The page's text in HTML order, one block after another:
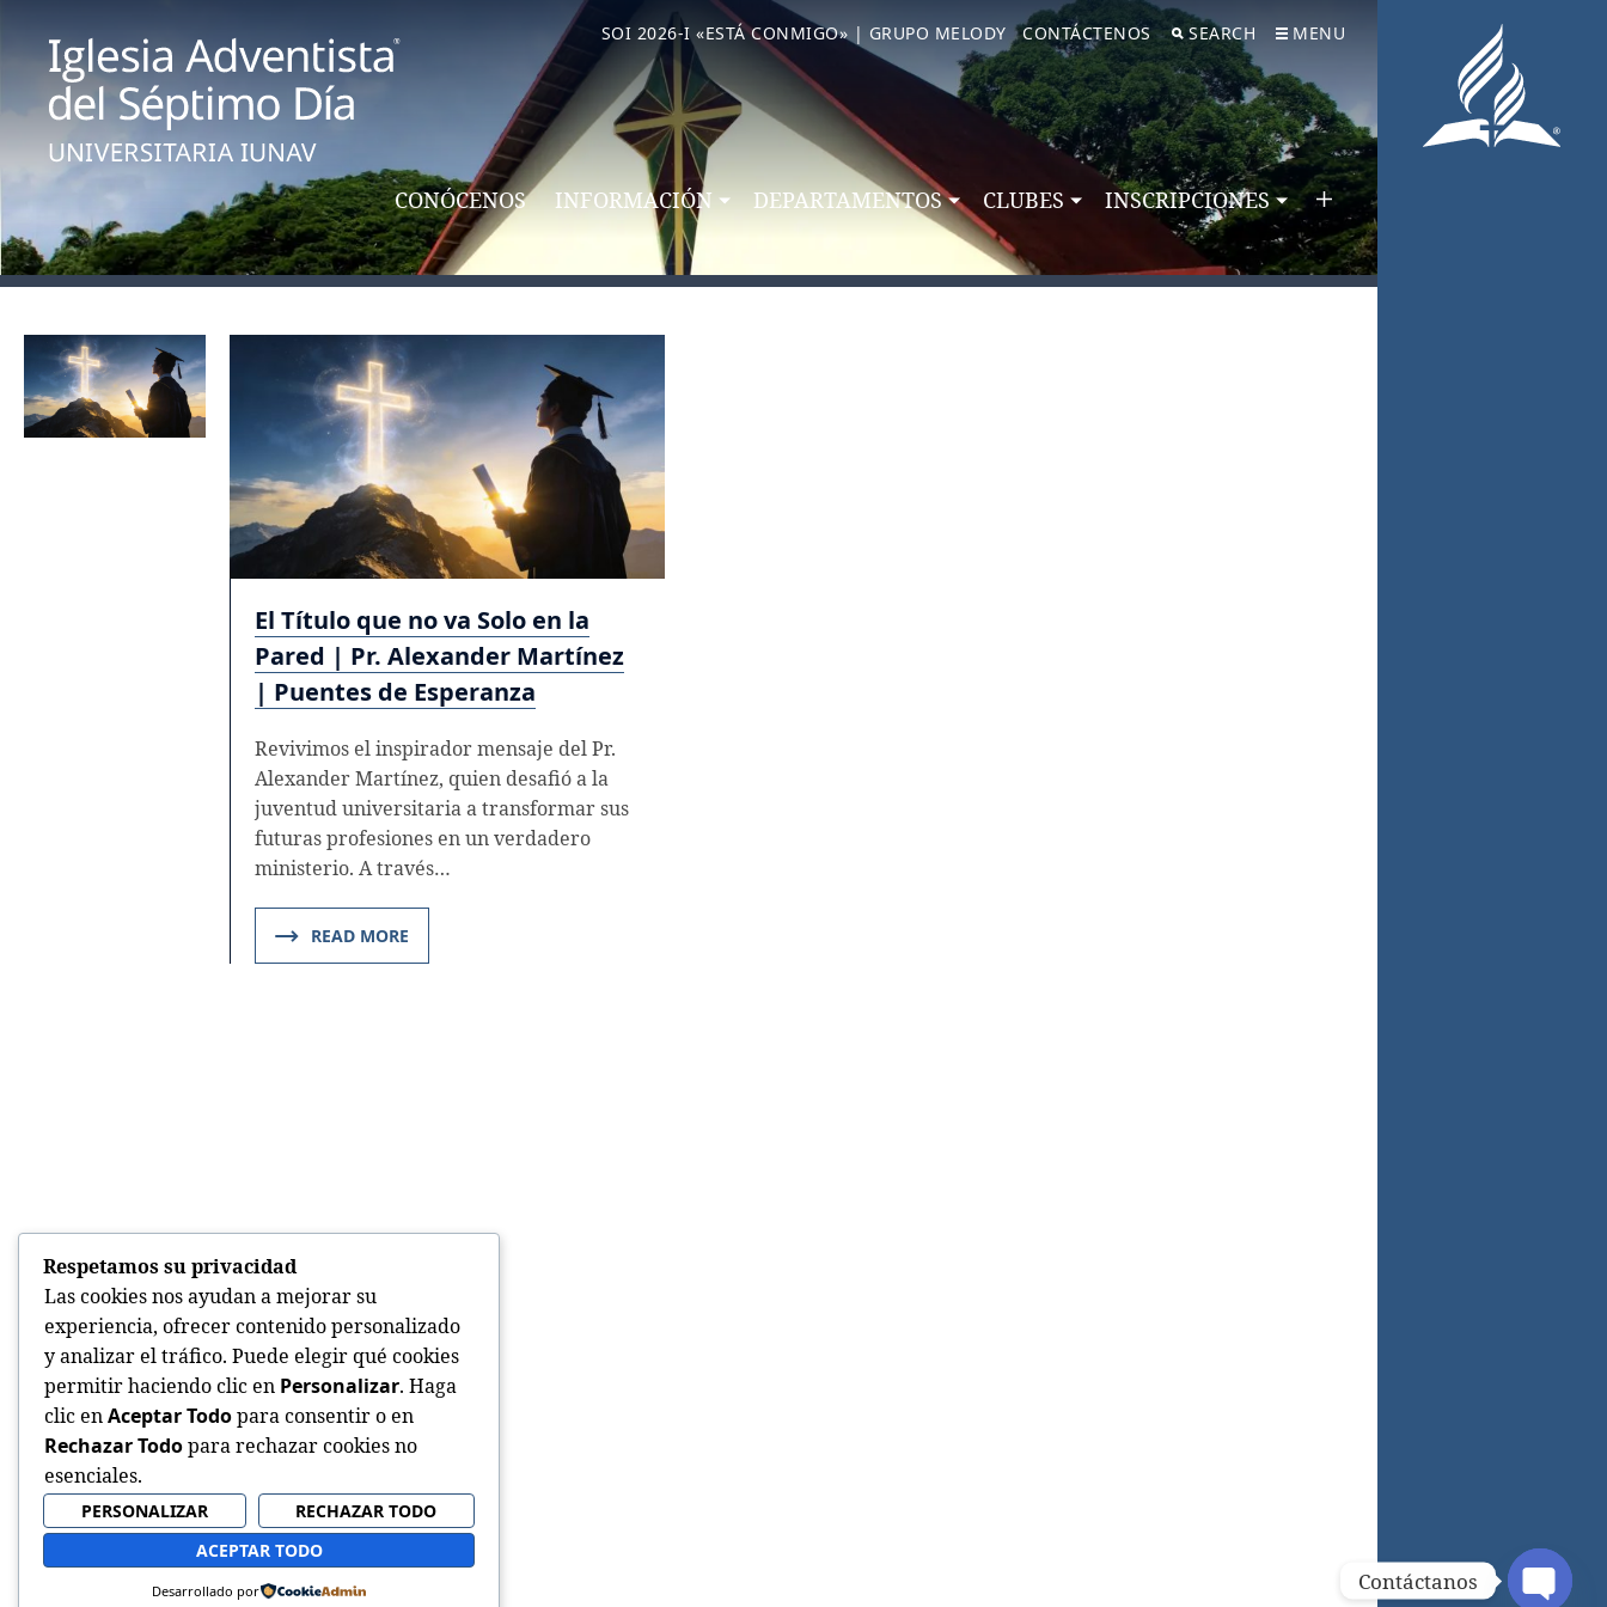
SOI 2026-I «ESTÁ CONMIGO» | GRUPO MELODY CONTÁCTENOS SEARCH MENU
CONÓCENOS INFORMACIÓN DEPARTAMENTOS CLUBES INSCRIPCIONES
El Título que no va Solo en la
Pared | Pr. Alexander Martínez
| Puentes de Esperanza
Revivimos el inspirador mensaje del Pr.
Alexander Martínez, quien desafió a la
juventud universitaria a transformar sus
futuras profesiones en un verdadero
ministerio. A través…
READ MORE
Respetamos su privacidad
Las cookies nos ayudan a mejorar su
experiencia, ofrecer contenido personalizado
y analizar el tráfico. Puede elegir qué cookies
permitir haciendo clic en Personalizar. Haga
clic enAceptar Todopara consentir o en
Rechazar Todopara rechazar cookies no
esenciales.
PERSONALIZAR
RECHAZAR TODO
ACEPTAR TODO
Desarrollado por Contáctanos